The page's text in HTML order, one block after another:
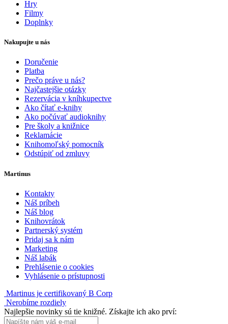
Hry
Filmy
Doplnky
Nakupujte u nás
Doručenie
Platba
Prečo práve u nás?
Najčastejšie otázky
Rezervácia v kníhkupectve
Ako čítať e-knihy
Ako počúvať audioknihy
Pre školy a knižnice
Reklamácie
Knihomoľský pomocník
Odstúpiť od zmluvy
Martinus
Kontakty
Náš príbeh
Náš blog
Knihovrátok
Partnerský systém
Pridaj sa k nám
Marketing
Náš labák
Prehlásenie o cookies
Vyhlásenie o prístupnosti
Martinus je certifikovaný B Corp
Nerobíme rozdiely
Najlepšie novinky sú tie knižné. Získajte ich ako prví: